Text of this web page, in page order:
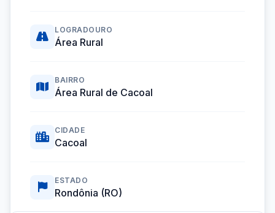
LOGRADOURO
Área Rural
BAIRRO
Área Rural de Cacoal
CIDADE
Cacoal
ESTADO
Rondônia (RO)